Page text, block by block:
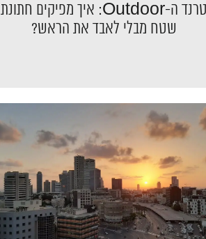
טרנד ה-Outdoor: איך מפיקים חתונת
שטח מבלי לאבד את הראש?